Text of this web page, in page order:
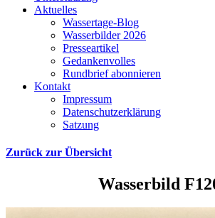
Aktuelles
Wassertage-Blog
Wasserbilder 2026
Presseartikel
Gedankenvolles
Rundbrief abonnieren
Kontakt
Impressum
Datenschutzerklärung
Satzung
Zurück zur Übersicht
Wasserbild